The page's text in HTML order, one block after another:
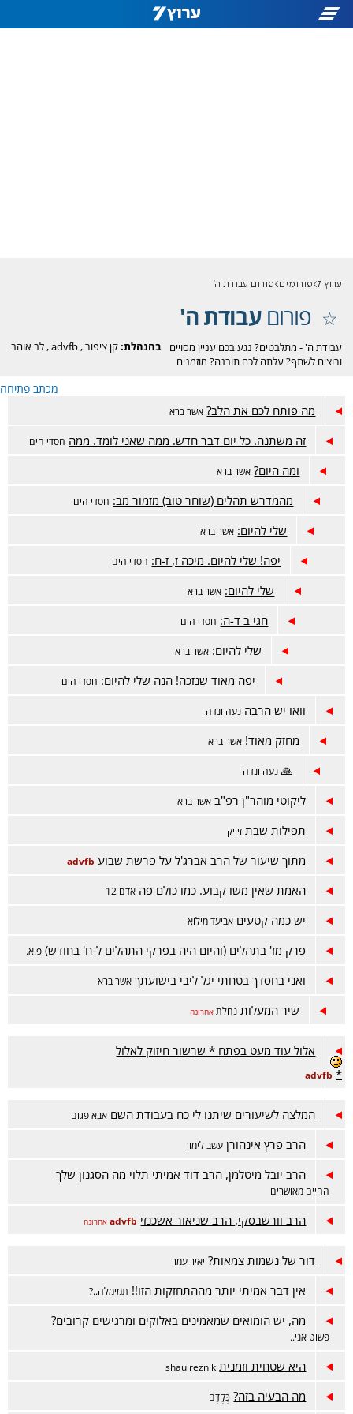
ערוץ 7 פורומים פורום עבודת ה'
פורוםעבודת ה'
בהנהלת:קן ציפור,
advfb
,לב אוהב
עבודת ה' - מתלבטים? נגע בכם עניין מסויים
ורוצים לשתף? עלתה לכם תובנה? מוזמנים
מכתב פתיחה
מה פותח לכם את הלב? אשר ברא
זה משתנה. כל יום דבר חדש. ממה שאני לומד. ממה חסדי הים
ומה היום? אשר ברא
מהמדרש תהלים (שוחר טוב) מזמור מב: חסדי הים
שלי להיום: אשר ברא
יפה! שלי להיום. מיכה ז, ז-ח: חסדי הים
שלי להיום: אשר ברא
חגי ב ד-ה: חסדי הים
שלי להיום: אשר ברא
יפה מאוד שנזכה! הנה שלי להיום: חסדי הים
וואו יש הרבה נעה ונדה
מחזק מאוד! אשר ברא
🙏 נעה ונדה
ליקוטי מוהר"ן רפ"ב אשר ברא
תפילות שבת זיויק
מתוך שיעור של הרב אברג'ל על פרשת שבוע advfb
האמת שאין משו קבוע. כמו כולם פה אדם 12
יש כמה קטעים אביעד מילוא
פרק מז' בתהלים (והיום היה בפרקי התהלים ל-ח' בחודש) פ.א.
ואני בחסדך בטחתי יגל ליבי בישועתך אשר ברא
שיר המעלות נחלת אחרונה
אלול עוד מעט בפתח * שרשור חיזוק לאלול
*
advfb
המלצה לשיעורים שיתנו לי כח בעבודת השם אבא פגום
הרב פרץ אינהורן עשב לימון
הרב יובל מיטלמן, הרב דוד אמיתי תלוי מה הסגנון שלך
החיים מאושרים
הרב וורשבסקי, הרב שניאור אשכנזי advfb אחרונה
דור של נשמות צמאות? יאיר עמר
אין דבר אמיתי יותר מההתחזקות הזו!! תמימלה..?
מה, יש הומואים שמאמינים באלוקים ומרגישים קרובים?
פשוט אני..
היא שטחית וזמנית shaulreznik
מה הבעיה בזה? כְּקֶדֶם